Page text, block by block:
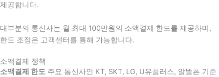
제공합니다.
대부분의 통신사는 월 최대 100만원의 소액결제 한도를 제공하며,
한도 조정은 고객센터를 통해 가능합니다.
소액결제 정책
소액결제 한도 주요 통신사인 KT, SKT, LG, U유플러스, 알뜰폰 기준